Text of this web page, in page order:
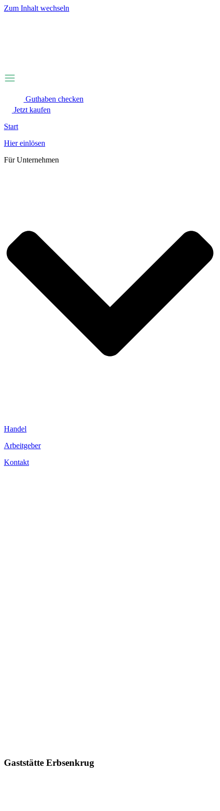
Zum Inhalt wechseln
Guthaben checken
Jetzt kaufen
Start
Hier einlösen
Für Unternehmen
Handel
Arbeitgeber
Kontakt
Gaststätte Erbsenkrug